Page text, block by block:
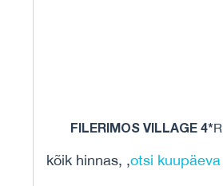
FILERIMOS VILLAGE 4*
kõik hinnas, ,otsi kuupäeva